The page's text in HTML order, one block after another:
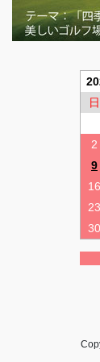
日
2
9
16
23
30